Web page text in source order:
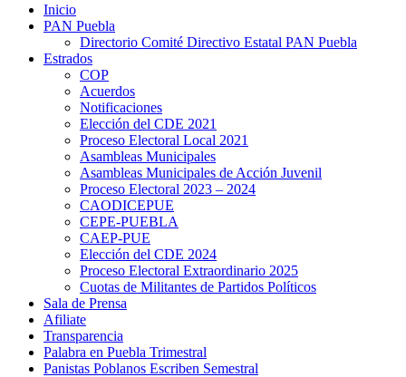
Inicio
PAN Puebla
Directorio Comité Directivo Estatal PAN Puebla
Estrados
COP
Acuerdos
Notificaciones
Elección del CDE 2021
Proceso Electoral Local 2021
Asambleas Municipales
Asambleas Municipales de Acción Juvenil
Proceso Electoral 2023 – 2024
CAODICEPUE
CEPE-PUEBLA
CAEP-PUE
Elección del CDE 2024
Proceso Electoral Extraordinario 2025
Cuotas de Militantes de Partidos Políticos
Sala de Prensa
Afiliate
Transparencia
Palabra en Puebla Trimestral
Panistas Poblanos Escriben Semestral